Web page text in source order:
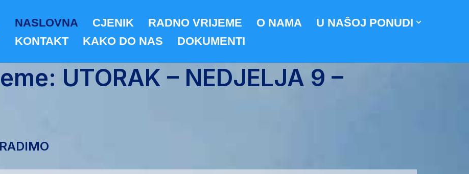
NASLOVNA CJENIK RADNO VRIJEME O NAMA
U NAŠOJ PONUDI
KONTAKT
KAKO DO NAS DOKUMENTI
UTORAK – NEDJELJA 9 –